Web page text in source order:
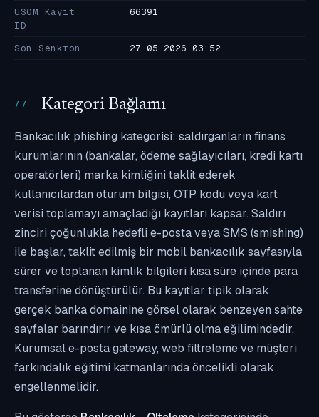
USOM Kayıt
ID
66391
Son Senkron 27.05.2026 03:52
Kategori Bağlamı
Bankacılık phishing kategorisi; saldırganların finans
kurumlarının (bankalar, ödeme sağlayıcıları, kredi kartı
operatörleri) marka kimliğini taklit ederek
kullanıcılardan oturum bilgisi, OTP kodu veya kart
verisi toplamayı amaçladığı kayıtları kapsar. Saldırı
zinciri çoğunlukla hedefli e-posta veya SMS (smishing)
ile başlar, taklit edilmiş bir mobil bankacılık sayfasıyla
sürer ve toplanan kimlik bilgileri kısa süre içinde para
transferine dönüştürülür. Bu kayıtlar tipik olarak
gerçek banka domainine görsel olarak benzeyen sahte
sayfalar barındırır ve kısa ömürlü olma eğilimindedir.
Kurumsal e-posta gateway, web filtreleme ve müşteri
farkındalık eğitimi katmanlarında öncelikli olarak
engellenmelidir.